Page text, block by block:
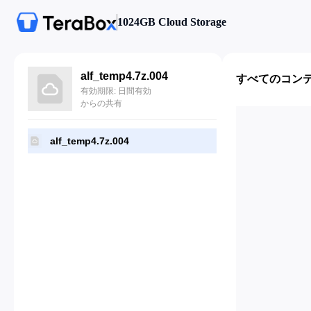
1024GB Cloud Storage
alf_temp4.7z.004
有効期限: 日間有効
からの共有
alf_temp4.7z.004
すべてのコン